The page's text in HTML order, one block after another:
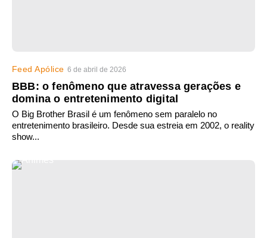
Feed Apólice 6 de abril de 2026
BBB: o fenômeno que atravessa gerações e
domina o entretenimento digital
O Big Brother Brasil é um fenômeno sem paralelo no
entretenimento brasileiro. Desde sua estreia em 2002, o reality
show...